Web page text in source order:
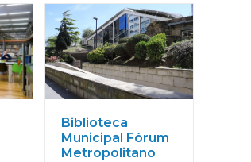
Biblioteca
Municipal Fórum
Metropolitano